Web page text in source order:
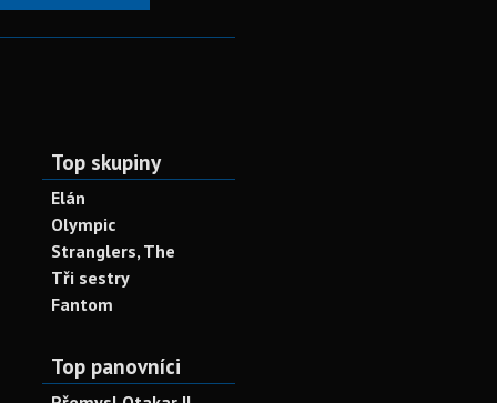
Top skupiny
Elán
Olympic
Stranglers, The
Tři sestry
Fantom
Top panovníci